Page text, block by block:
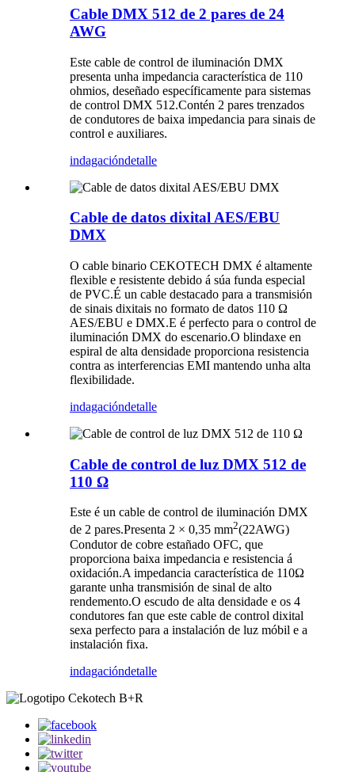
Cable DMX 512 de 2 pares de 24
AWG
Este cable de control de iluminación DMX
presenta unha impedancia característica de 110
ohmios, deseñado específicamente para sistemas
de control DMX 512.Contén 2 pares trenzados
de condutores de baixa impedancia para sinais de
control e auxiliares.
indagacióndetalle
Cable de datos dixital AES/EBU
DMX
O cable binario CEKOTECH DMX é altamente
flexible e resistente debido á súa funda especial
de PVC.É un cable destacado para a transmisión
de sinais dixitais no formato de datos 110 Ω
AES/EBU e DMX.E é perfecto para o control de
iluminación DMX do escenario.O blindaxe en
espiral de alta densidade proporciona resistencia
contra as interferencias EMI mantendo unha alta
flexibilidade.
indagacióndetalle
Cable de control de luz DMX 512 de
110 Ω
Este é un cable de control de iluminación DMX
de 2 pares.Presenta 2 × 0,35 mm2(22AWG)
Condutor de cobre estañado OFC, que
proporciona baixa impedancia e resistencia á
oxidación.A impedancia característica de 110Ω
garante unha transmisión de sinal de alto
rendemento.O escudo de alta densidade e os 4
condutores fan que este cable de control dixital
sexa perfecto para a instalación de luz móbil e a
instalación fixa.
indagacióndetalle